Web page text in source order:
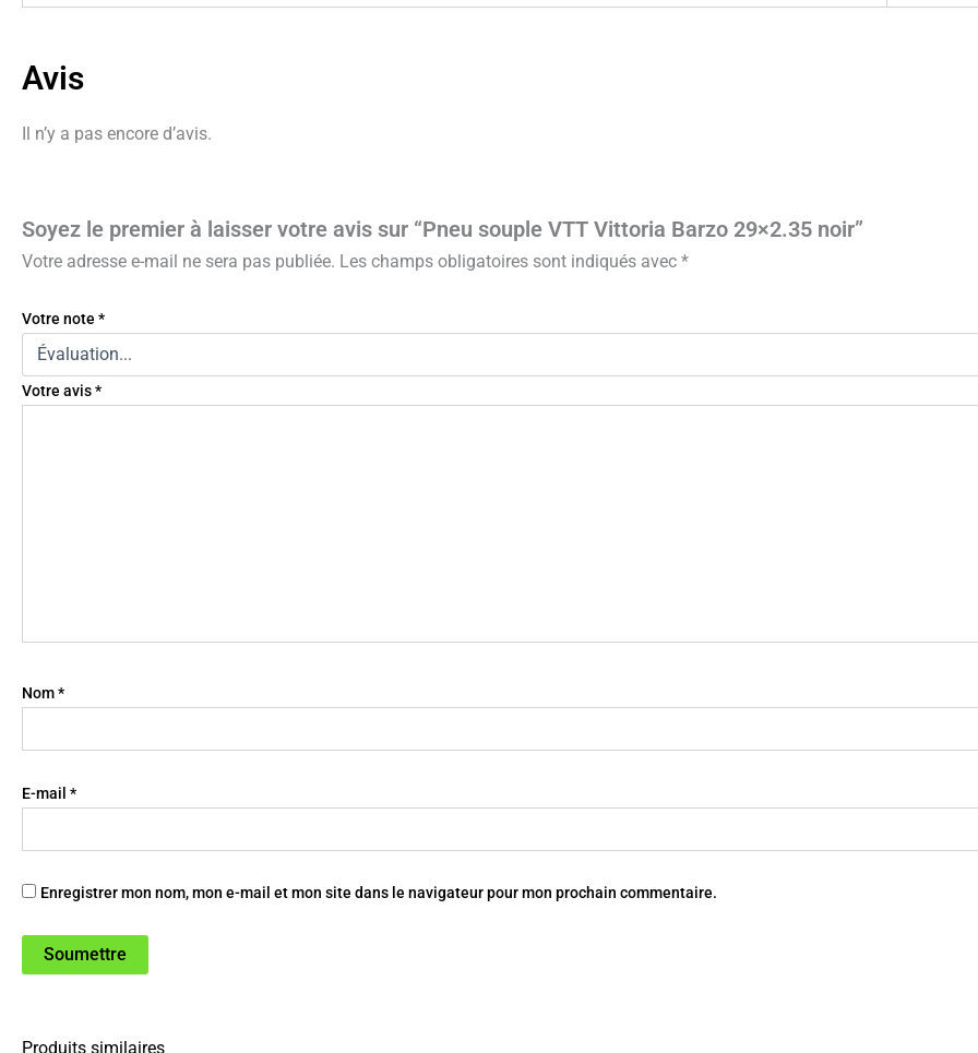
Avis
Il n’y a pas encore d’avis.
Soyez le premier à laisser votre avis sur “Pneu souple VTT Vittoria Barzo 29×2.35 noir”
Votre adresse e-mail ne sera pas publiée. Les champs obligatoires sont indiqués avec *
Votre note *
Votre avis*
Nom*
E-mail *
Enregistrer mon nom, mon e-mail et mon site dans le navigateur pour mon prochain commentaire.
Produits similaires